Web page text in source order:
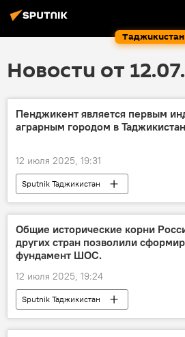
Таджикистан
Новости от
Пенджикент является первым
аграрным городом в
12 июля 2025, 19:31
Sputnik Таджикистан
Общие исторические корни
других стран позволили
фундамент ШОС.
12 июля 2025, 19:24
Sputnik Таджикистан